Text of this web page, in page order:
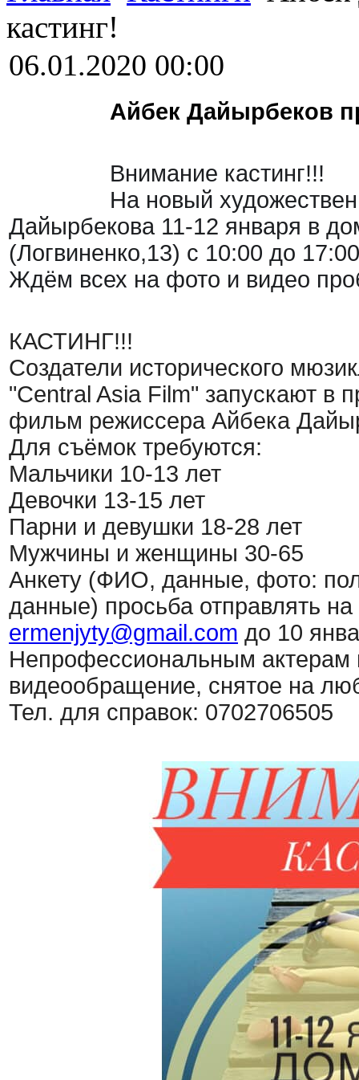
кастинг!
06.01.2020 00:00
Айбек Дайырбеков
Внимание кастинг!!!
На новый
Дайырбекова 11-12 января в
(Логвиненко,13) с 10:00 до
Ждём всех на фото и видео
КАСТИНГ!!!
Создатели исторического
"Central Asia Film" запускают в
фильм режиссера Айбека
Для съёмок требуются:
Мальчики 10-13 лет
Девочки 13-15 лет
Парни и девушки 18-28 лет
Мужчины и женщины 30-65
Анкету (ФИО, данные, фото:
данные) просьба отправлять
ermenjyty@gmail.com до 10
Непрофессиональным актерам
видеообращение, снятое на
Тел. для справок: 0702706505